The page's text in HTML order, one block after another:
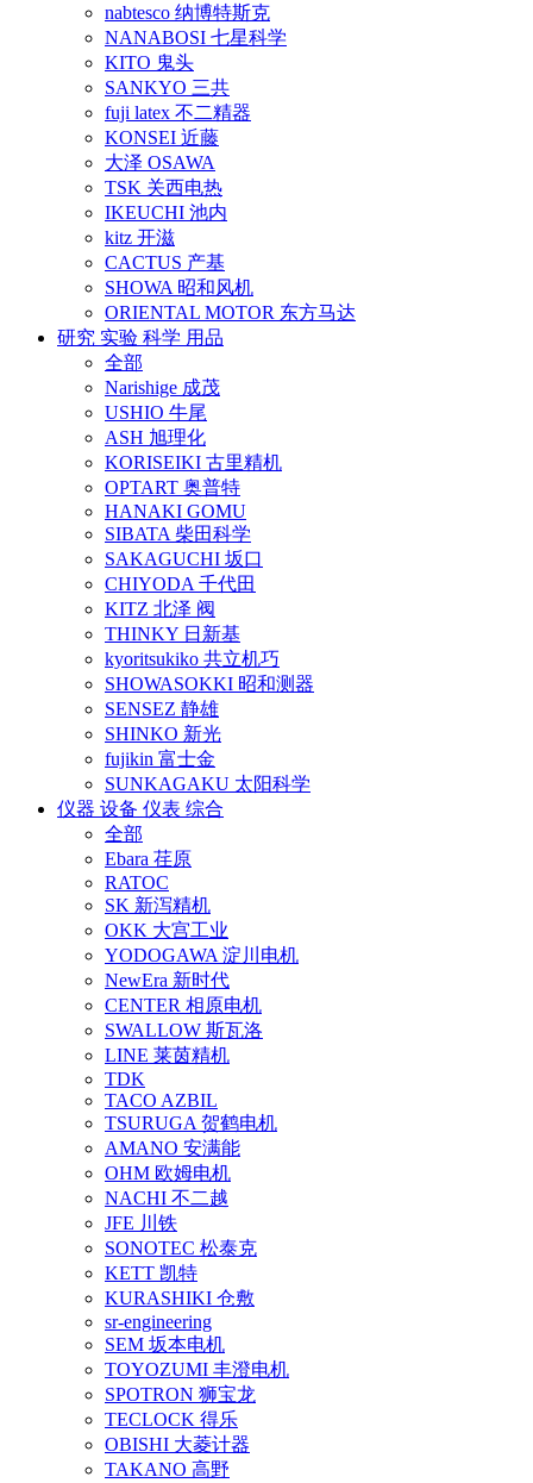
nabtesco 纳博特斯克
NANABOSI 七星科学
KITO 鬼头
SANKYO 三共
fuji latex 不二精器
KONSEI 近藤
大泽 OSAWA
TSK 关西电热
IKEUCHI 池内
kitz 开滋
CACTUS 产基
SHOWA 昭和风机
ORIENTAL MOTOR 东方马达
研究 实验 科学 用品
全部
Narishige 成茂
USHIO 牛尾
ASH 旭理化
KORISEIKI 古里精机
OPTART 奥普特
HANAKI GOMU
SIBATA 柴田科学
SAKAGUCHI 坂口
CHIYODA 千代田
KITZ 北泽 阀
THINKY 日新基
kyoritsukiko 共立机巧
SHOWASOKKI 昭和测器
SENSEZ 静雄
SHINKO 新光
fujikin 富士金
SUNKAGAKU 太阳科学
仪器 设备 仪表 综合
全部
Ebara 荏原
RATOC
SK 新泻精机
OKK 大宫工业
YODOGAWA 淀川电机
NewEra 新时代
CENTER 相原电机
SWALLOW 斯瓦洛
LINE 莱茵精机
TDK
TACO AZBIL
TSURUGA 贺鹤电机
AMANO 安满能
OHM 欧姆电机
NACHI 不二越
JFE 川铁
SONOTEC 松泰克
KETT 凯特
KURASHIKI 仓敷
sr-engineering
SEM 坂本电机
TOYOZUMI 丰澄电机
SPOTRON 狮宝龙
TECLOCK 得乐
OBISHI 大菱计器
TAKANO 高野